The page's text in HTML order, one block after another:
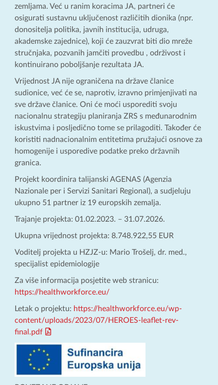
zemljama. Već u ranim koracima JA, partneri će
osigurati sustavnu uključenost različitih dionika (npr.
donositelja politika, javnih institucija, udruga,
akademske zajednice), koji će zauzvrat biti dio mreže
stručnjaka, pozvanih jamčiti provedbu , održivost i
kontinuirano poboljšanje rezultata JA.
Vrijednost JA nije ograničena na države članice
sudionice, već će se, naprotiv, izravno primjenjivati ​​na
sve države članice. Oni će moći usporediti svoju
nacionalnu strategiju planiranja ZRS s međunarodnim
iskustvima i posljedično tome se prilagoditi. Također će
koristiti nadnacionalnim entitetima pružajući osnove za
homogenije i usporedive podatke preko državnih
granica.
Projekt koordinira talijanski AGENAS (Agenzia
Nazionale per i Servizi Sanitari Regional), a sudjeluju
ukupno 51 partner iz 19 europskih zemalja.
Trajanje projekta: 01.02.2023. – 31.07.2026.
Ukupna vrijednost projekta: 8.748.922,55 EUR
Voditelj projekta u HZJZ-u: Mario Trošelj, dr. med.,
specijalist epidemiologije
Za više informacija posjetite web stranicu:
https://healthworkforce.eu/
Letak o projektu: https://healthworkforce.eu/wp-
content/uploads/2023/07/HEROES-leaflet-rev-
final.pdf